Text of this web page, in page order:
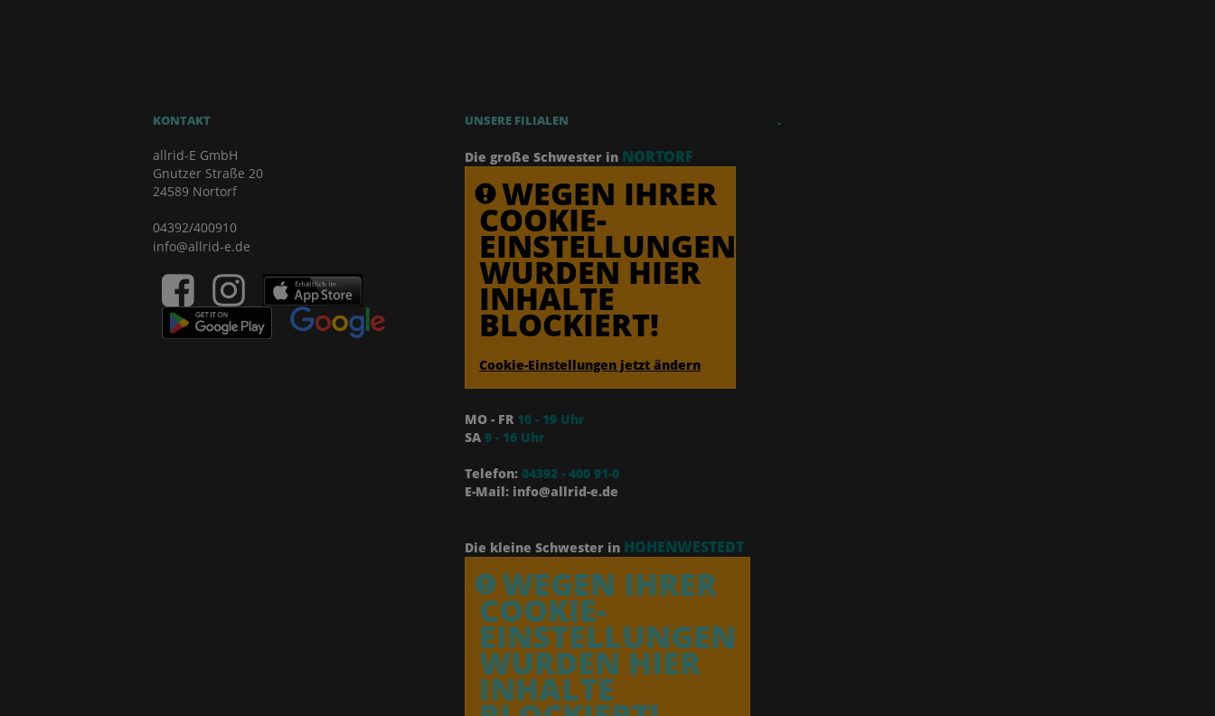
KONTAKT
allrid-E GmbH
Gnutzer Straße 20
24589 Nortorf
04392/400910
info@allrid-e.de
UNSERE FILIALEN
Die große Schwester in NORTORF
WEGEN IHRER
COOKIE-
EINSTELLUNGEN
WURDEN HIER
INHALTE
BLOCKIERT!
Cookie-Einstellungen jetzt ändern
MO - FR 10 - 19 Uhr
SA9 - 16 Uhr
Telefon: 04392 - 400 91-0
E-Mail: info@allrid-e.de
Die kleine Schwester in HOHENWESTEDT
WEGEN IHRER
COOKIE-
EINSTELLUNGEN
WURDEN HIER
INHALTE
.